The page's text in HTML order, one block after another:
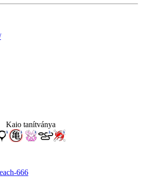
Kaio tanítványa
666